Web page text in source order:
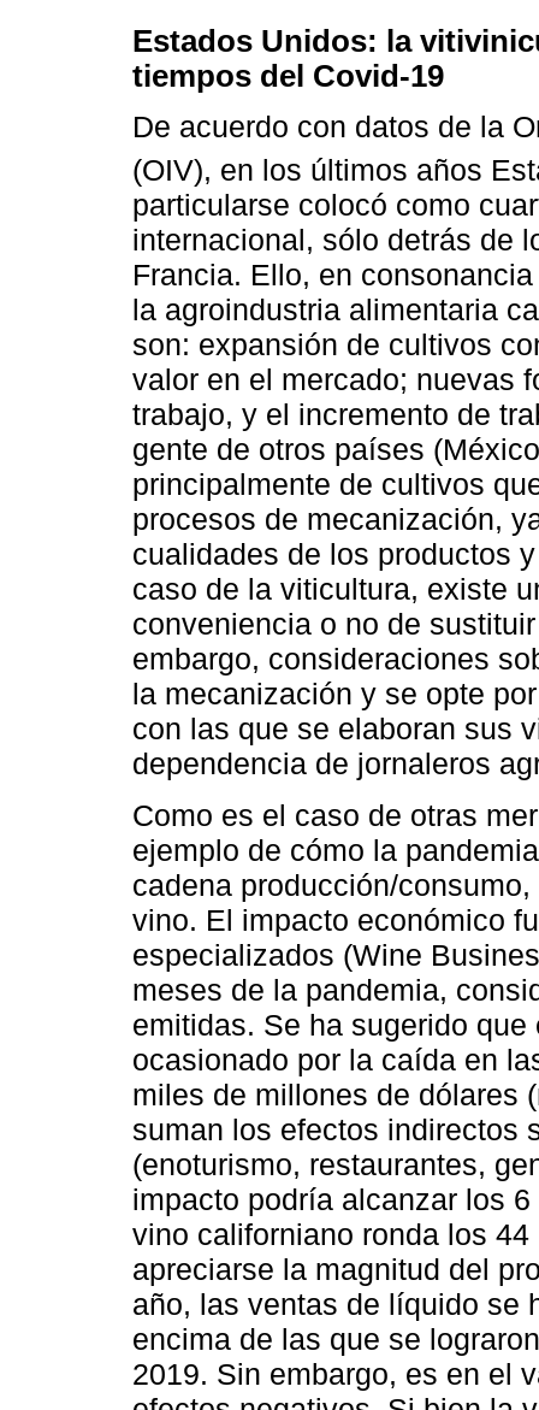
Estados Unidos: la
tiempos del Covid-19
De acuerdo con datos de la
(OIV), en los últimos años
particularse colocó como
internacional, sólo detrás de
Francia. Ello, en
la agroindustria alimentaria
son: expansión de cultivos
valor en el mercado; nuevas
trabajo, y el incremento de
gente de otros países
principalmente de cultivos
procesos de mecanización,
cualidades de los productos
caso de la viticultura, existe
conveniencia o no de
embargo, consideraciones
la mecanización y se opte
con las que se elaboran sus
dependencia de jornaleros
Como es el caso de otras
ejemplo de cómo la
cadena producción/
vino. El impacto económico
especializados (Wine
meses de la pandemia,
emitidas. Se ha sugerido
ocasionado por la caída en
miles de millones de dólares
suman los efectos indirectos
(enoturismo, restaurantes,
impacto podría alcanzar los
vino californiano ronda los
apreciarse la magnitud del
año, las ventas de líquido se
encima de las que se
2019. Sin embargo, es en el